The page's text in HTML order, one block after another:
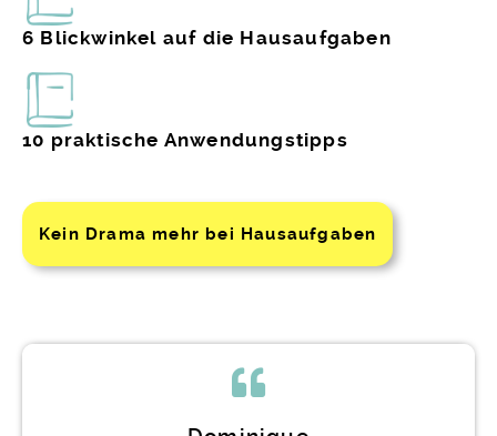
6 Blickwinkel auf die Hausaufgaben
10 praktische Anwendungstipps
Kein Drama mehr bei Hausaufgaben